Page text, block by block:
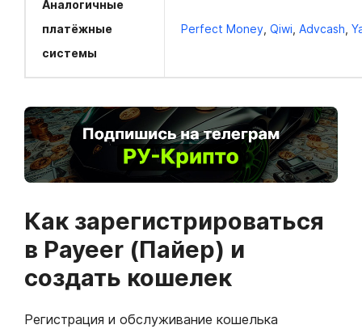
Аналогичные
платёжные
системы
Perfect Money Qiwi Advcash
Как зарегистрироваться
в Payeer (Пайер) и
создать кошелек
Регистрация и обслуживание кошелька